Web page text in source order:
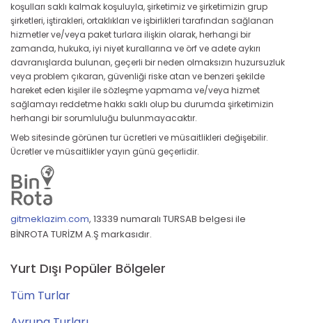
koşulları saklı kalmak koşuluyla, şirketimiz ve şirketimizin grup
şirketleri, iştirakleri, ortaklıkları ve işbirlikleri tarafından sağlanan
hizmetler ve/veya paket turlara ilişkin olarak, herhangi bir
zamanda, hukuka, iyi niyet kurallarına ve örf ve adete aykırı
davranışlarda bulunan, geçerli bir neden olmaksızın huzursuzluk
veya problem çıkaran, güvenliği riske atan ve benzeri şekilde
hareket eden kişiler ile sözleşme yapmama ve/veya hizmet
sağlamayı reddetme hakkı saklı olup bu durumda şirketimizin
herhangi bir sorumluluğu bulunmayacaktır.
Web sitesinde görünen tur ücretleri ve müsaitlikleri değişebilir.
Ücretler ve müsaitlikler yayın günü geçerlidir.
gitmeklazim.com, 13339 numaralı TURSAB belgesi ile
BİNROTA TURİZM A.Ş markasıdır.
Yurt Dışı Popüler Bölgeler
Tüm Turlar